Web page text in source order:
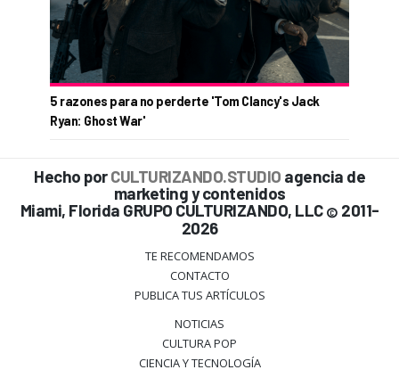
5 razones para no perderte 'Tom Clancy's Jack
Ryan: Ghost War'
Hecho porCULTURIZANDO.STUDIO agencia de
marketing y contenidos
Miami, Florida GRUPO CULTURIZANDO, LLC © 2011-
2026
TE RECOMENDAMOS
CONTACTO
PUBLICA TUS ARTÍCULOS
NOTICIAS
CULTURA POP
CIENCIA Y TECNOLOGÍA